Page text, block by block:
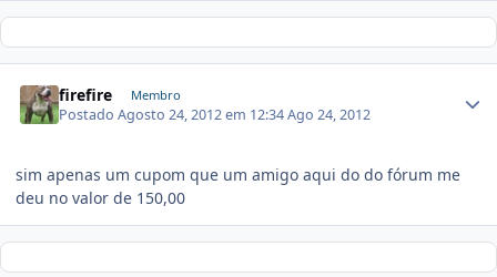
firefire Membro
PostadoAgosto 24, 2012 em 12:34Ago 24, 2012
sim apenas um cupom que um amigo aqui do do fórum me
deu no valor de 150,00